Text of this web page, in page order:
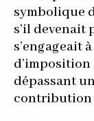
symbolique
s’il devenait
s’engageait
d’imposition
dépassant
contribution